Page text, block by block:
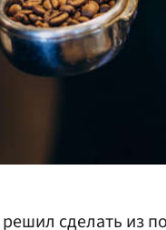
решил сделать из